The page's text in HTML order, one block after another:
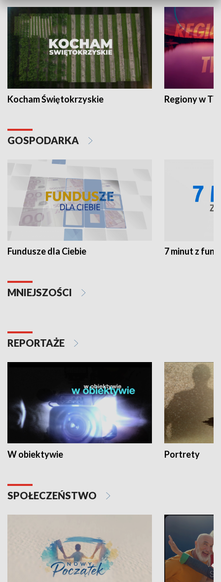
Kocham Świętokrzyskie Regiony w
GOSPODARKA
Fundusze dla Ciebie 7 minut z
MNIEJSZOŚCI
REPORTAŻE
W obiektywie Portrety
SPOŁECZEŃSTWO